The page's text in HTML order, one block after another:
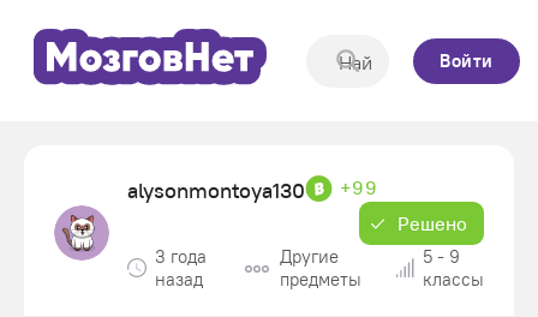
Войти
alysonmontoya130
+99
Решено
3 года
назад
Другие
предметы
5 - 9
классы